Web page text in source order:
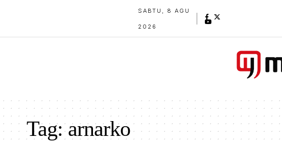
SABTU, 8 AGU
2026
Tag:arnarko